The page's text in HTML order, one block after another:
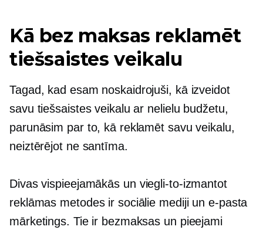
Kā bez maksas reklamēt
tiešsaistes veikalu
Tagad, kad esam noskaidrojuši, kā izveidot
savu tiešsaistes veikalu ar nelielu budžetu,
parunāsim par to, kā reklamēt savu veikalu,
neiztērējot ne santīma.
Divas vispieejamākās un viegli-to-izmantot
reklāmas metodes ir sociālie mediji un e-pasta
mārketings. Tie ir bezmaksas un pieejami